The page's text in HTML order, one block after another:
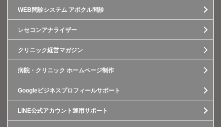
WEB問診システム アポクル問診
レセコンアナライザー
クリニック経営マガジン
病院・クリニック ホームページ制作
Googleビジネスプロフィールサポート
LINE公式アカウント運用サポート